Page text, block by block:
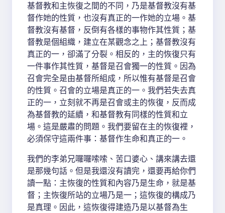
基督教和主恢復之間的不同，乃是基督教沒有基
督作她的性質，也沒有真正的一作她的立場。基
督教沒有基督，反倒有各樣的事物作其性質；基
督教是個組織，建立在某觀念之上；基督教沒有
真正的一，卻滿了分裂。相反的，主的恢復只有
一件事作其性質，基督是召會獨一的性質。因為
召會完全是由基督所組成，所以惟有基督是召會
的性質。召會的立場是真正的一。我們若失去真
正的一，立刻就不再是召會或主的恢復，反而成
為基督教的延續，和基督教有同樣的性質和立
場。這是嚴肅的問題。我們要留在主的恢復裡，
必須保守這兩件事：基督作生命和真正的一。
我們的李弟兄囉囉嗦嗦、苦口婆心、講來講去還
是那幾句話。但是我還沒有讀完，還要再給你們
讀一點：主恢復的性質和內容乃是生命，就是基
督；主恢復所站的立場乃是一；這恢復的構成乃
是真理。因此，這恢復得建造乃是以基督為生